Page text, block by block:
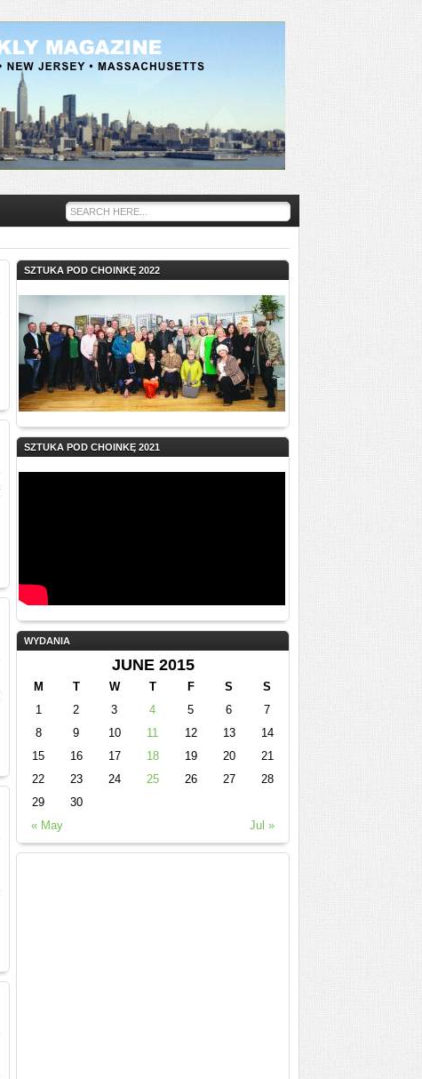
SZTUKA POD CHOINKĘ 2022
SZTUKA POD CHOINKĘ 2021
WYDANIA
JUNE 2015
M T W T F S S
« May Jul »
1 2 3 4 5 6
7
8
9 10 11 12 13
14
15
16 17 18 19 20
21
22
23 24 25 26 27
28
29
30